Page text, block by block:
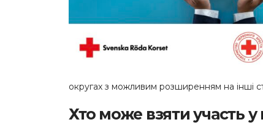
округах з можливим розширенням на інші
Хто може взяти участь у